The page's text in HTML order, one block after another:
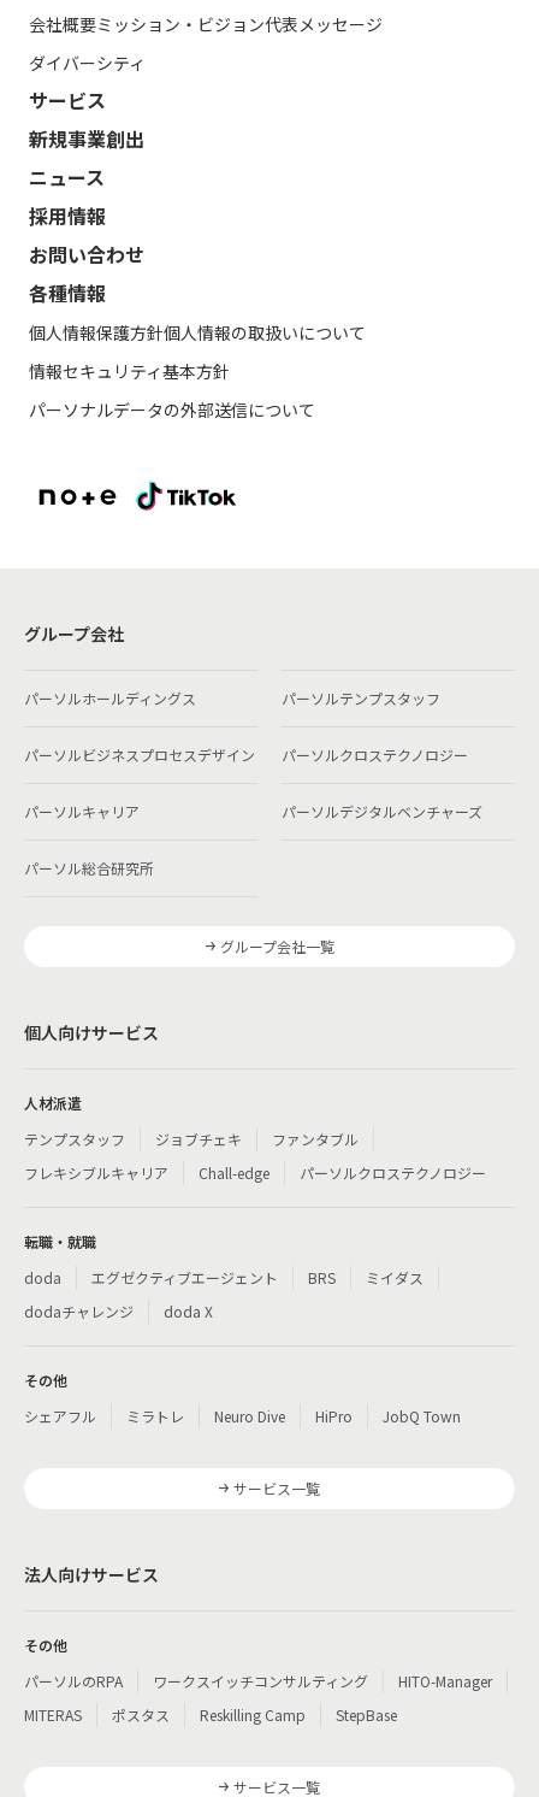
会社概要ミッション・ビジョン代表メッセージ
ダイバーシティ
サービス
新規事業創出
ニュース
採用情報
お問い合わせ
各種情報
個人情報保護方針個人情報の取扱いについて
情報セキュリティ基本方針
パーソナルデータの外部送信について
グループ会社
パーソルホールディングス パーソルテンプスタッフ
パーソルビジネスプロセスデザイン パーソルクロステクノロジー
パーソルキャリア パーソルデジタルベンチャーズ
パーソル総合研究所
グループ会社一覧
個人向けサービス
人材派遣
テンプスタッフ
ジョブチェキ
ファンタブル
フレキシブルキャリア
Chall-edge パーソルクロステクノロジー
転職・就職
doda
エグゼクティブエージェント BRS
ミイダス
dodaチャレンジ
doda X
その他
シェアフル
ミラトレ Neuro Dive HiPro JobQ Town
サービス一覧
法人向けサービス
その他
パーソルのRPA
ワークスイッチコンサルティング
HITO-Manager
MITERAS
ポスタス Reskilling Camp StepBase
サービス一覧